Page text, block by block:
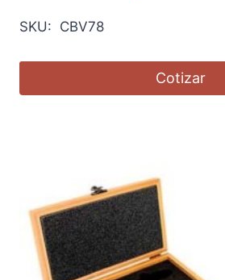
SKU: CBV78
Cotizar